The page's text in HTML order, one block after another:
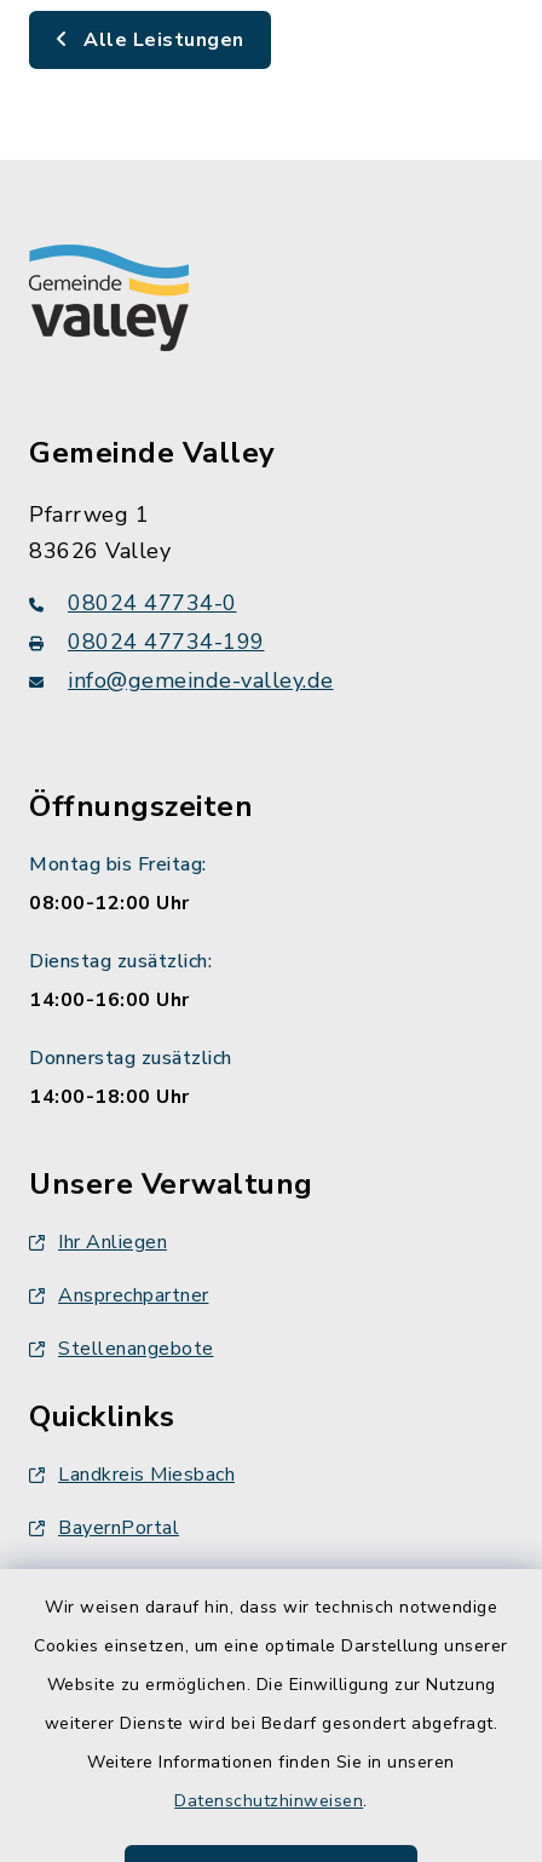
Wir weisen darauf hin, dass wir technisch notwendige
Cookies einsetzen, um eine optimale Darstellung unserer
Website zu ermöglichen. Die Einwilligung zur Nutzung
weiterer Dienste wird bei Bedarf gesondert abgefragt.
Weitere Informationen finden Sie in unseren
Datenschutzhinweisen.
Alle Leistungen
Gemeinde Valley
Pfarrweg 1
83626 Valley
08024 47734-0
08024 47734-199
info@gemeinde-valley.de
Öffnungszeiten
Montag bis Freitag:
08:00-12:00 Uhr
Dienstag zusätzlich:
14:00-16:00 Uhr
Donnerstag zusätzlich
14:00-18:00 Uhr
Unsere Verwaltung
Ihr Anliegen
Ansprechpartner
Stellenangebote
Quicklinks
Landkreis Miesbach
BayernPortal
Barrierefreiheit